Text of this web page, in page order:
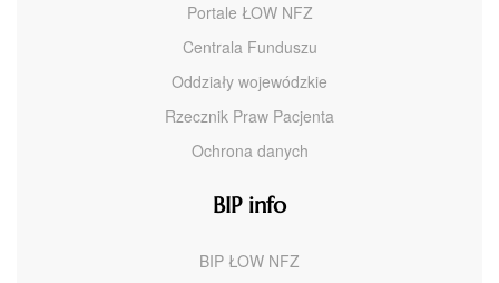
Portale ŁOW NFZ
Centrala Funduszu
Oddziały wojewódzkie
Rzecznik Praw Pacjenta
Ochrona danych
BIP info
BIP ŁOW NFZ